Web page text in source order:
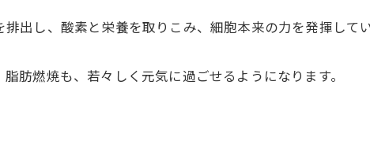
出し、酸素と栄養を取りこみ、細胞本来の力を発揮してい
肪燃焼も、若々しく元気に過ごせるようになります。